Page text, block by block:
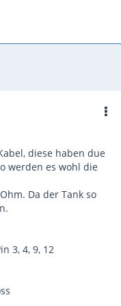
diese haben due
werden es wohl die
Da der Tank so
3, 4, 9, 12